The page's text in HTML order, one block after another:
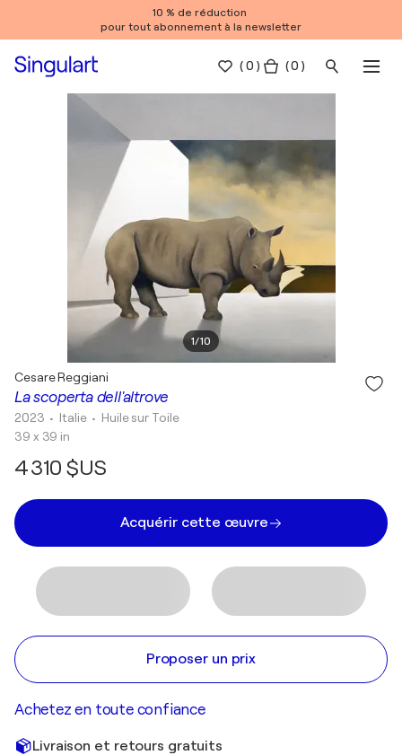
10 % de réduction
pour tout abonnement à la newsletter
(0 ) ( 0 )
1/10
La scoperta dell'altrove
Cesare Reggiani
2023 • Italie • Huile sur Toile
39 x 39 in
4 310 $US
Acquérir cette œuvre
Proposer un prix
Achetez en toute confiance
Livraison et retours gratuits